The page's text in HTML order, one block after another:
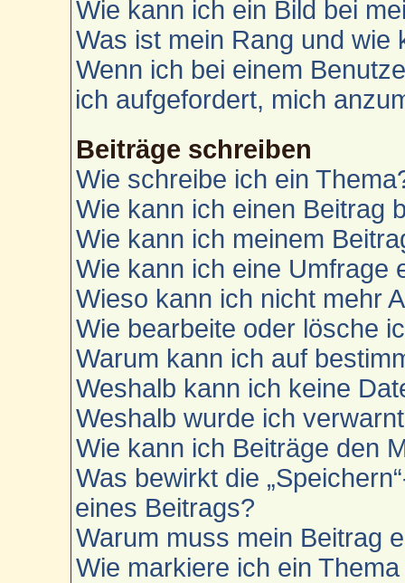
Wie kann ich ein Bild bei
Was ist mein Rang und wie
Wenn ich bei einem
ich aufgefordert, mich
Beiträge schreiben
Wie schreibe ich ein
Wie kann ich einen Beitrag
Wie kann ich meinem
Wie kann ich eine Umfrage
Wieso kann ich nicht mehr
Wie bearbeite oder lösche
Warum kann ich auf
Weshalb kann ich keine
Weshalb wurde ich
Wie kann ich Beiträge den
Was bewirkt die
eines Beitrags?
Warum muss mein Beitrag
Wie markiere ich ein